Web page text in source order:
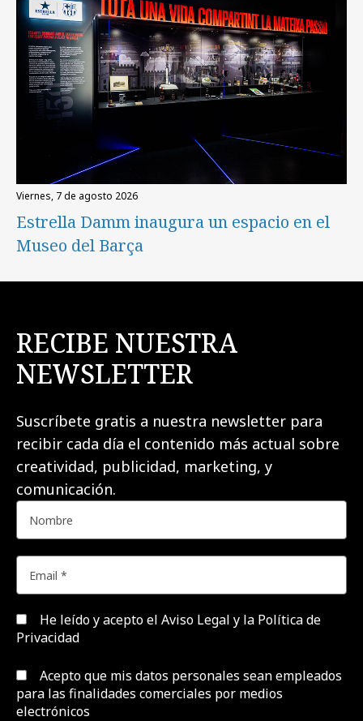
viernes, 7 de agosto 2026
Estrella Damm inaugura un espacio en el
Museo del Barça
RECIBE NUESTRA
NEWSLETTER
Suscríbete gratis a nuestra newsletter para
recibir cada día el contenido más actual sobre
creatividad, publicidad, marketing, y
comunicación.
He leído y acepto el Aviso Legal y la Política de
Privacidad
Acepto que mis datos personales sean empleados
para las finalidades comerciales por medios
electrónicos